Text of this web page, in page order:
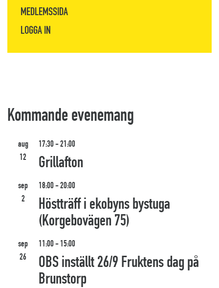
MEDLEMSSIDA
LOGGA IN
Kommande evenemang
aug
12
17:30-21:00
Grillafton
sep
2
18:00-20:00
Höstträff i ekobyns bystuga
(Korgebovägen 75)
sep
26
11:00-15:00
OBS inställt 26/9 Fruktens dag på
Brunstorp